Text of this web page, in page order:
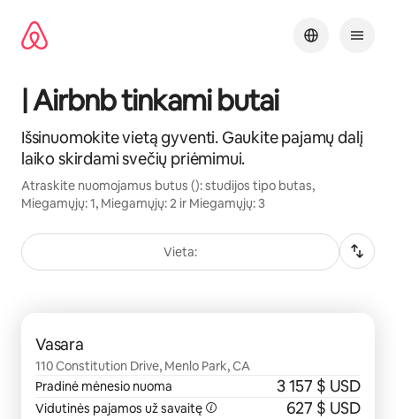
turinio
| Airbnb tinkami butai
Išsinuomokite vietą gyventi. Gaukite pajamų dalį
laiko skirdami svečių priėmimui.
Atraskite nuomojamus butus (): studijos tipo butas,
Miegamųjų: 1, Miegamųjų: 2 ir Miegamųjų: 3
Vieta:
Vasara
110 Constitution Drive, Menlo Park, CA
Pradinė mėnesio nuoma
3 157 $ USD
Vidutinės pajamos už savaitę 627 $ USD